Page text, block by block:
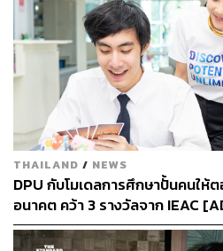
4. การบริจาคให้แก่พรรคการเ
การบริจาคให้แก่พรรคการเมืองถื
พัฒนาประชาธิปไตยในประเทศ กา
พรรคการเมืองสามารถนำไปลดห
จำนวนเงินที่บริจาคจริง แต่ต้องไม่
วิธีการลดหย่อนภาษีด้วยการบ
THAILAND / NEWS
DPU กับโมเดลการศึกษาปั้นคนให้
อนาคต คว้า 3 รางวัลจาก IEAC